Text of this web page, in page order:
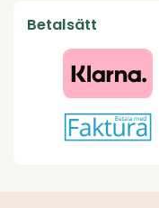
Betalsätt